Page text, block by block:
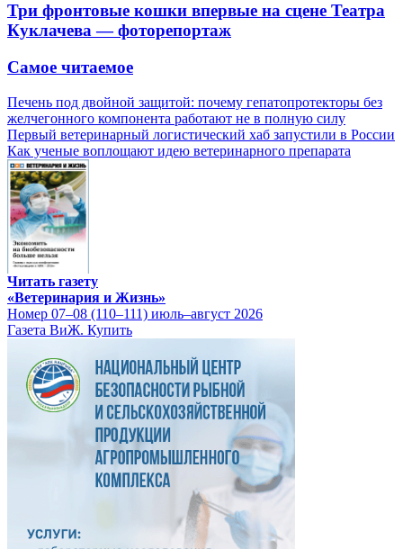
Три фронтовые кошки впервые на сцене Театра
Куклачева — фоторепортаж
Самое читаемое
Печень под двойной защитой: почему гепатопротекторы без
желчегонного компонента работают не в полную силу
Первый ветеринарный логистический хаб запустили в России
Как ученые воплощают идею ветеринарного препарата
Читать газету
«Ветеринария и Жизнь»
Номер 07–08 (110–111) июль–август 2026
Газета ВиЖ. Купить